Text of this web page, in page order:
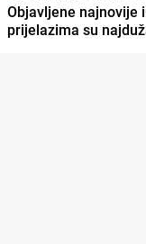
Objavljene najnovije
prijelazima su